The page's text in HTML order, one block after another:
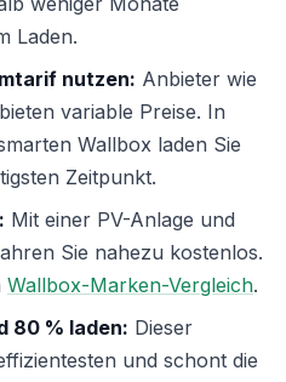
Laden.
nutzen: Anbieter wie
variable Preise. In
Wallbox laden Sie
Zeitpunkt.
Mit einer PV-Anlage und
Sie nahezu kostenlos.
Wallbox-Marken-Vergleich.
80 % laden: Dieser
und schont die